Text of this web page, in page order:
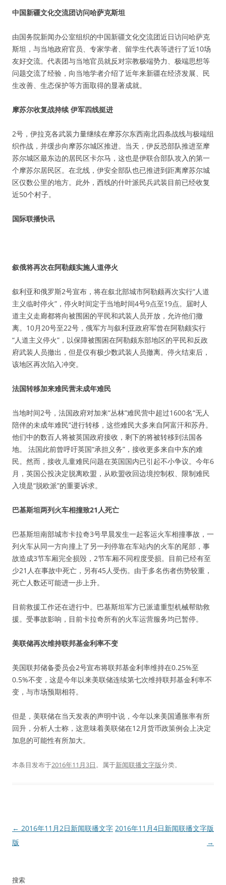
中国新疆文化交流团访问哈萨克斯坦
由国务院新闻办公室组织的中国新疆文化交流团近日访问哈萨克
斯坦，与当地政府官员、专家学者、留学生代表等进行了近10场
友好交流。代表团与当地官员就反对宗教极端势力、极端思想等
问题交流了经验，向当地学者介绍了近年来新疆在经济发展、民
生改善、生态保护等方面取得的显著成就。
摩苏尔收复战持续 伊军四线挺进
2号，伊拉克各武装力量继续在摩苏尔东西南北四条战线与极端组
织作战，并缓步向摩苏尔城区推进。当天，伊反恐部队推进至摩
苏尔城区最东边的居民区卡尔马，这也是伊联合部队攻入的第一
个摩苏尔居民区。在北线，伊安全部队也已推进到距离摩苏尔城
区仅数公里的地方。此外，西线的什叶派民兵武装目前已经收复
近50个村子。
国际联播快讯
叙俄将再次在阿勒颇实施人道停火
叙利亚和俄罗斯2号宣布，将在叙北部城市阿勒颇再次实行“人道
主义临时停火”，停火时间定于当地时间4号9点至19点。届时人
道主义走廊都将向被围困的平民和武装人员开放，允许他们撤
离。10月20号至22号，俄军方与叙利亚政府军曾在阿勒颇实行
“人道主义停火”，以保障被围困在阿勒颇东部地区的平民和反政
府武装人员撤出，但是仅有极少数武装人员撤离。停火结束后，
该地区再次陷入冲突。
法国转移加来难民营未成年难民
当地时间2号，法国政府对加来“丛林”难民营中超过1600名“无人
陪伴的未成年难民”进行转移，这些难民大多来自阿富汗和苏丹。
他们中的数百人将被英国政府接收，剩下的将被转移到法国各
地。 法国此前曾呼吁英国“承担义务”，接收更多来自中东的难
民。然而，接收儿童难民问题在英国国内已引起不小争议。今年6
月，英国公投决定脱离欧盟，从欧盟收回边境控制权、限制难民
入境是“脱欧派”的重要诉求。
巴基斯坦两列火车相撞致21人死亡
巴基斯坦南部城市卡拉奇3号早晨发生一起客运火车相撞事故，一
列火车从同一方向撞上了另一列停靠在车站内的火车的尾部，事
故造成3节车厢完全损毁，2节车厢不同程度受损。目前已经有至
少21人在事故中死亡，另有45人受伤。由于多名伤者伤势较重，
死亡人数还可能进一步上升。
目前救援工作还在进行中。巴基斯坦军方已派遣重型机械帮助救
援。受事故影响，目前卡拉奇所有的火车运营服务均已暂停。
美联储再次维持联邦基金利率不变
美国联邦储备委员会2号宣布将联邦基金利率维持在0.25%至
0.5%不变，这是今年以来美联储连续第七次维持联邦基金利率不
变，与市场预期相符。
但是，美联储在当天发表的声明中说，今年以来美国通胀率有所
回升，分析人士称，这意味着美联储在12月货币政策例会上决定
加息的可能性有所加大。
本条目发布于2016年11月3日。属于新闻联播文字版分类。
文
章
← 2016年11月2日新闻联播文字
版
2016年11月4日新闻联播文字版
→
搜索